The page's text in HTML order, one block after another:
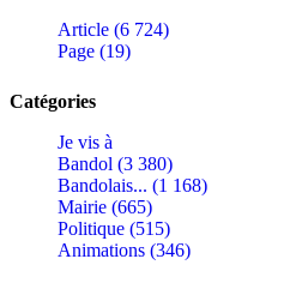
Article (6 724)
Page (19)
Catégories
Je vis à
Bandol (3 380)
Bandolais... (1 168)
Mairie (665)
Politique (515)
Animations (346)